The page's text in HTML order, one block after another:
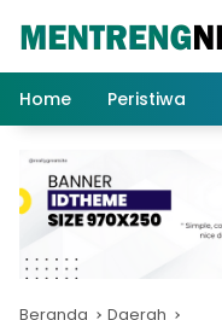
Home
Peristiwa
Beranda Daerah